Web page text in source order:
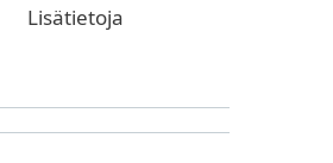
Lisätietoja